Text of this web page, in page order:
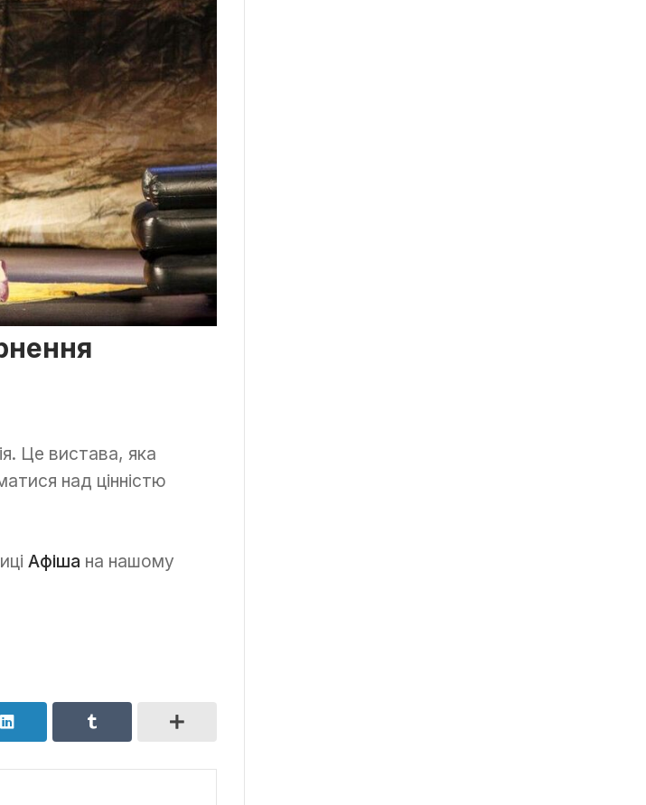
Це вистава, яка
над цінністю
Афіша на нашому